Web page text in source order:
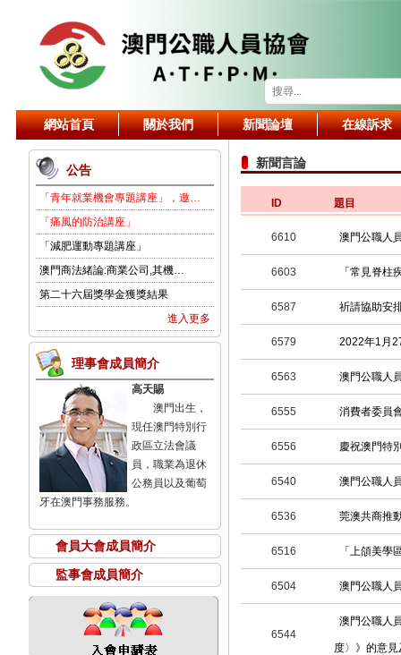
網站首頁 關於我們 新聞論壇 在線訴求
公告
「青年就業機會專題講座」，邀…
「痛風的防治講座」
「減肥運動專題講座」
澳門商法緒論:商業公司,其機…
第二十六屆獎學金獲獎結果
進入更多
理事會成員簡介
高天賜
澳門出生，
現任澳門特別行
政區立法會議
員，職業為退休
公務員以及葡萄
牙在澳門事務服務。
會員大會成員簡介
監事會成員簡介
新聞言論
ID 題目
6610 澳門公職人
6603 「常見脊柱
6587 祈請協助安
6579 2022年1月
6563 澳門公職人
6555 消費者委員
6556 慶祝澳門特
6540 澳門公職人
6536 莞澳共商推
6516 「上頜美學
6504 澳門公職人
6544
澳門公職人
度〉》的意見